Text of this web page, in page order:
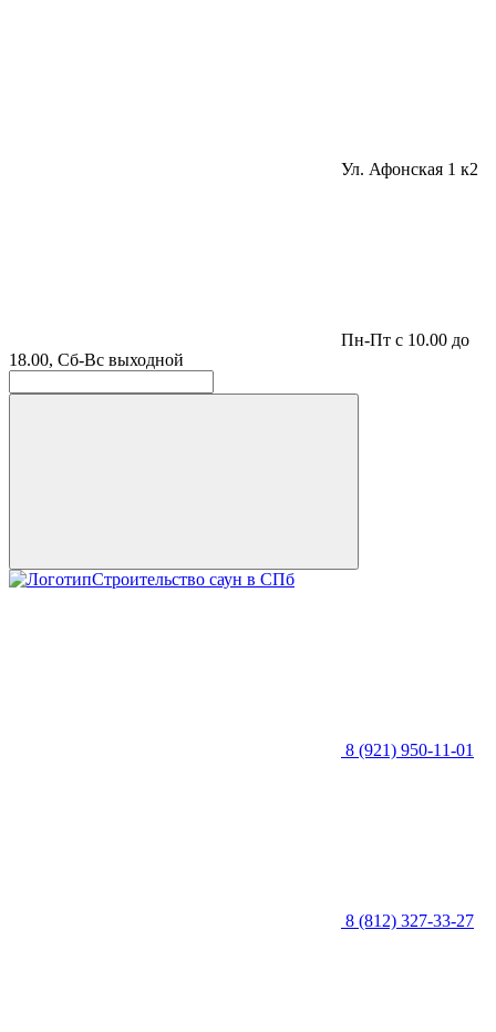
Ул. Афонская 1 к2
Пн-Пт с 10.00 до
18.00, Сб-Вс выходной
Строительство саун в СПб
8 (921) 950-11-01
8 (812) 327-33-27